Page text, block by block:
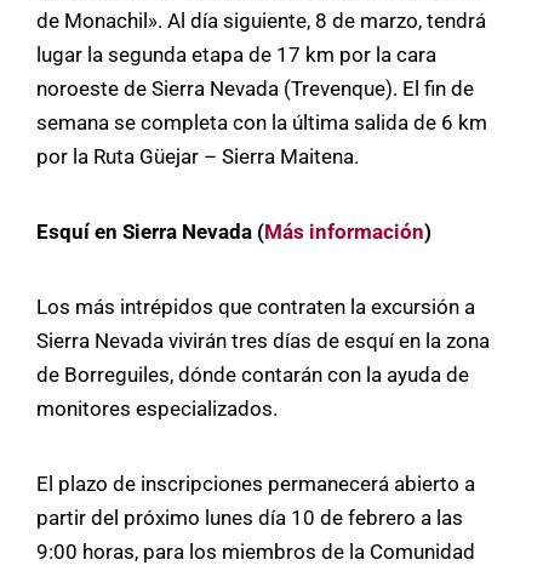
de Monachil». Al día siguiente, 8 de marzo, tendrá
lugar la segunda etapa de 17 km por la cara
noroeste de Sierra Nevada (Trevenque). El fin de
semana se completa con la última salida de 6 km
por la Ruta Güejar – Sierra Maitena.
Esquí en Sierra Nevada (Más información)
Los más intrépidos que contraten la excursión a
Sierra Nevada vivirán tres días de esquí en la zona
de Borreguiles, dónde contarán con la ayuda de
monitores especializados.
El plazo de inscripciones permanecerá abierto a
partir del próximo lunes día 10 de febrero a las
9:00 horas, para los miembros de la Comunidad